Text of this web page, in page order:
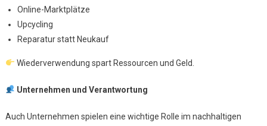
Online-Marktplätze
Upcycling
Reparatur statt Neukauf
Wiederverwendung spart Ressourcen und Geld.
Unternehmen und Verantwortung
Auch Unternehmen spielen eine wichtige Rolle im nachhaltigen